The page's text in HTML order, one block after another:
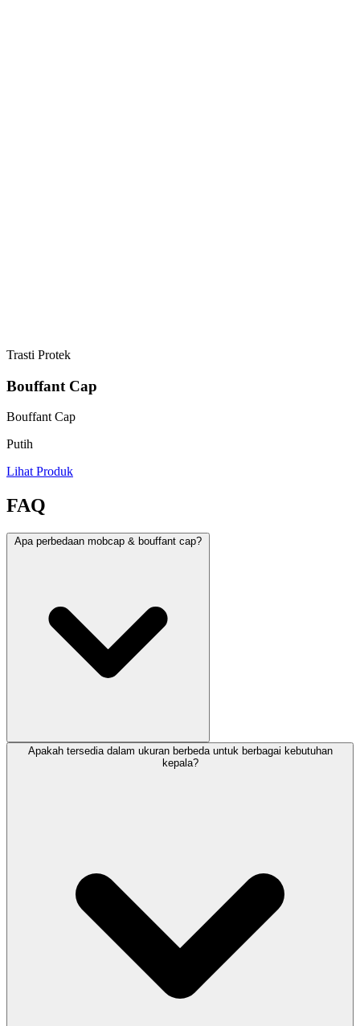
Trasti Protek
Bouffant Cap
Bouffant Cap
Putih
Lihat Produk
FAQ
Apakah tersedia dalam ukuran berbeda untuk berbagai kebutuhan
kepala?